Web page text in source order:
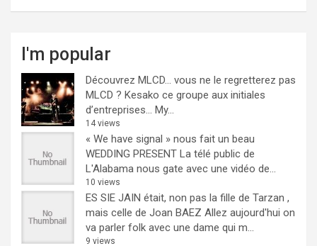
I'm popular
Découvrez MLCD… vous ne le regretterez pas
MLCD ? Kesako ce groupe aux initiales
d’entreprises… My...
14 views
« We have signal » nous fait un beau
WEDDING PRESENT La télé public de
L'Alabama nous gate avec une vidéo de...
10 views
ES SIE JAIN était, non pas la fille de Tarzan ,
mais celle de Joan BAEZ Allez aujourd'hui on
va parler folk avec une dame qui m...
9 views